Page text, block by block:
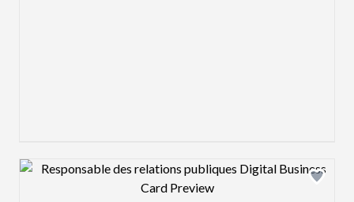
Design preview image